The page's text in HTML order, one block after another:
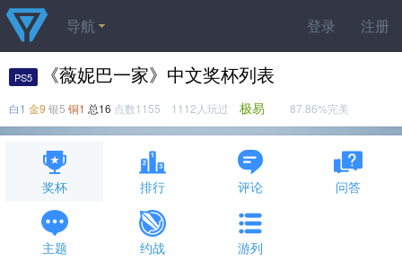
登录 注册
导航
PS5 《薇妮巴一家》中文奖杯列表
白1 金9 银5 铜1 总16 点数1155 1112人玩过 极易 87.86%完美
奖杯 排行 评论 问答
主题 约战 游列